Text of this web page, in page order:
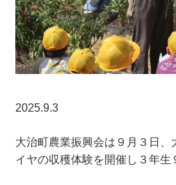
2025.9.3
大治町農業振興会は９月３日
イヤの収穫体験を開催し３年生